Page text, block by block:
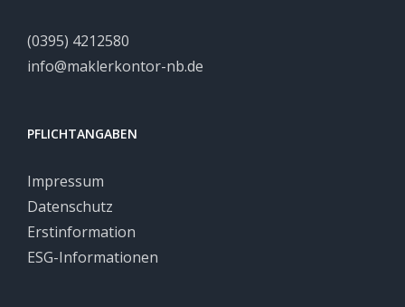
(0395) 4212580
info@maklerkontor-nb.de
PFLICHTANGABEN
Impressum
Datenschutz
Erstinformation
ESG-Informationen